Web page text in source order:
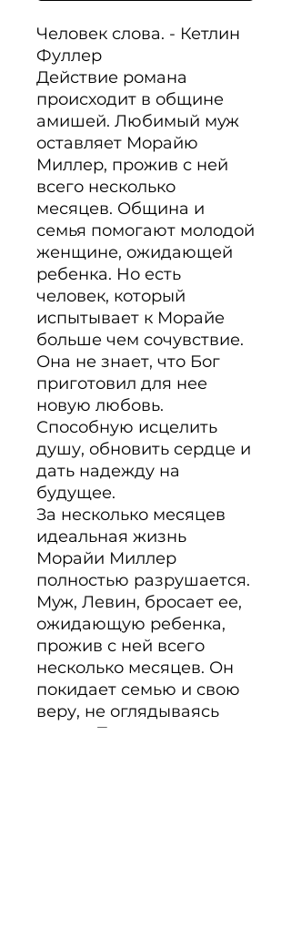
Человек слова. - Кетлин
Фуллер
Действие романа
происходит в общине
амишей. Любимый муж
оставляет Морайю
Миллер, прожив с ней
всего несколько
месяцев. Община и
семья помогают молодой
женщине, ожидающей
ребенка. Но есть
человек, который
испытывает к Морайе
больше чем сочувствие.
Она не знает, что Бог
приготовил для нее
новую любовь.
Способную исцелить
душу, обновить сердце и
дать надежду на
будущее.
За несколько месяцев
идеальная жизнь
Морайи Миллер
полностью разрушается.
Муж, Левин, бросает ее,
ожидающую ребенка,
прожив с ней всего
несколько месяцев. Он
покидает семью и свою
веру, не оглядываясь
назад. Потрясенная